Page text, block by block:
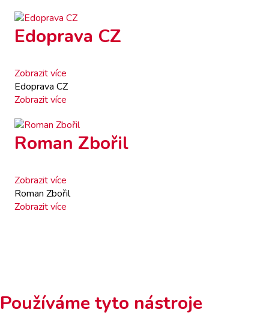
Edoprava CZ
Zobrazit více
Edoprava CZ
Zobrazit více
Roman Zbořil
Zobrazit více
Roman Zbořil
Zobrazit více
Používáme tyto nástroje